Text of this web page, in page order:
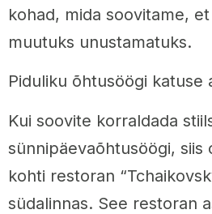
kohad, mida soovitame,
muutuks unustamatuks.
Piduliku õhtusöögi katuse
Kui soovite korraldada
sünnipäevaõhtusöögi, siis
kohti restoran
südalinnas. See restoran